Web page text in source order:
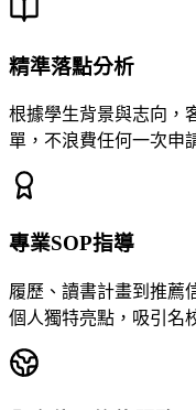
精準落點分析
根據學生背景與志向，
單，不浪費任何一次申
專業SOP指導
履歷、讀書計畫到推薦
個人獨特亮點，吸引名